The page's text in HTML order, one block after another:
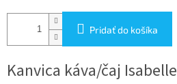
Pridať do košíka
Kanvica káva/čaj Isabelle